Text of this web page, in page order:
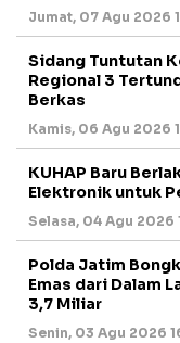
Jumat, 07 Agu 2026
Sidang Tuntutan
Regional 3
Berkas
Kamis, 06 Agu 2026
KUHAP Baru
Elektronik untuk
Selasa, 04 Agu 2026
Polda Jatim
Emas dari Dalam
3,7 Miliar
Senin, 03 Agu 2026